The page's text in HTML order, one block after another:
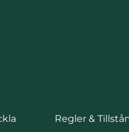
Regler &